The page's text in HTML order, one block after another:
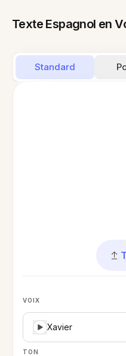
Texte Espagnol en
Standard
VOIX
Xavier
TON